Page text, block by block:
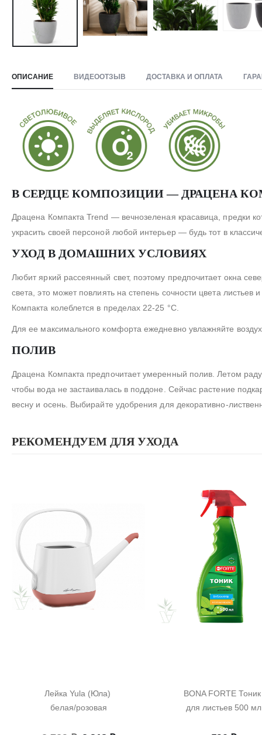
ОПИСАНИЕ ВИДЕООТЗЫВ ДОСТАВКА И ОПЛАТА
В СЕРДЦЕ КОМПОЗИЦИИ — ДРАЦЕНА
Драцена Компакта Trend — вечнозеленая красавица, предки
украсить своей персоной любой интерьер — будь тот в
УХОД В ДОМАШНИХ УСЛОВИЯХ
Любит яркий рассеянный свет, поэтому предпочитает окна
света, это может повлиять на степень сочности цвета
Компакта колеблется в пределах 22-25 °С.
Для ее максимального комфорта ежедневно увлажняйте
ПОЛИВ
Драцена Компакта предпочитает умеренный полив. Летом
чтобы вода не застаивалась в поддоне. Сейчас растение
весну и осень. Выбирайте удобрения для декоративно-
РЕКОМЕНДУЕМ ДЛЯ УХОДА
Лейка Yula (Юла)
белая/розовая
BONA FORTE Тоник
для листьев 500 мл